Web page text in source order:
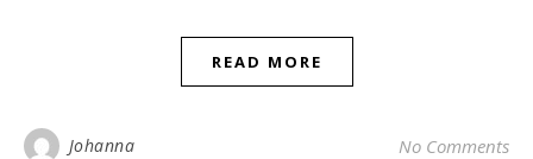
READ MORE
Johanna No Comments